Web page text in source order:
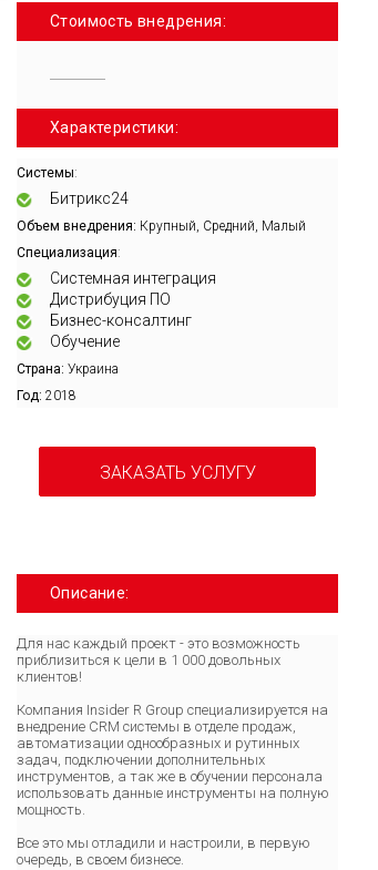
Стоимость внедрения:
Характеристики:
Системы:
Битрикс24
Объем внедрения: Крупный, Средний, Малый
Специализация:
Системная интеграция
Дистрибуция ПО
Бизнес-консалтинг
Обучение
Страна: Украина
Год: 2018
ЗАКАЗАТЬ УСЛУГУ
Описание:
Для нас каждый проект - это возможность
приблизиться к цели в 1 000 довольных
клиентов!
Компания Insider R Group специализируется на
внедрение CRM системы в отделе продаж,
автоматизации однообразных и рутинных
задач, подключении дополнительных
инструментов, а так же в обучении персонала
использовать данные инструменты на полную
мощность.
Все это мы отладили и настроили, в первую
очередь, в своем бизнесе.